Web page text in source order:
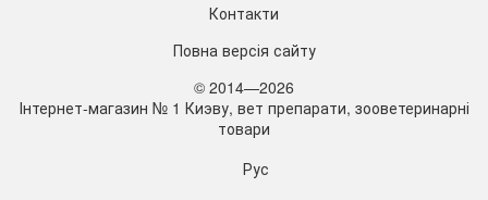
Контакти
Повна версія сайту
© 2014—2026
Інтернет-магазин № 1 Киэву, вет препарати, зооветеринарні
товари
Рус